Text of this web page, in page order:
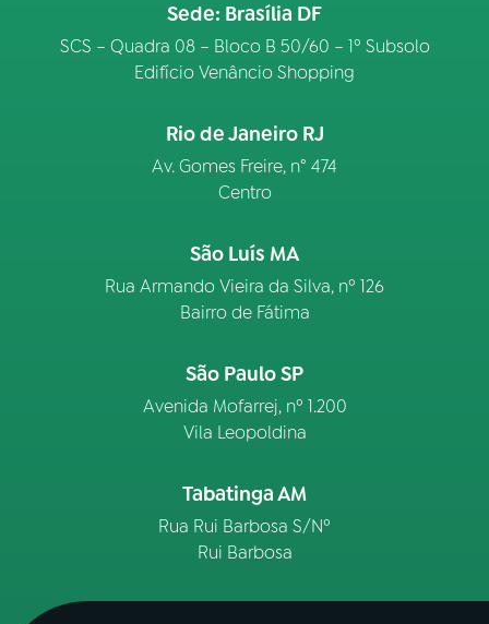
Sede: Brasília DF
SCS – Quadra 08 – Bloco B 50/60 – 1º Subsolo
Edifício Venâncio Shopping
Rio de Janeiro RJ
Av. Gomes Freire, n° 474
Centro
São Luís MA
Rua Armando Vieira da Silva, nº 126
Bairro de Fátima
São Paulo SP
Avenida Mofarrej, nº 1.200
Vila Leopoldina
Tabatinga AM
Rua Rui Barbosa S/Nº
Rui Barbosa